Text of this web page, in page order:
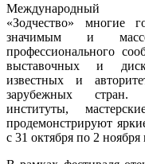
Международный
«Зодчество» многие
значимым и
профессионального
выставочных и
известных и
зарубежных стран.
институты,
продемонстрируют
с 31 октября по 2